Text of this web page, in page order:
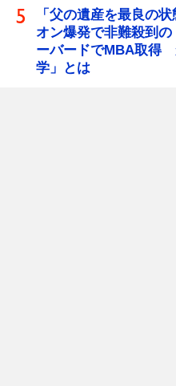
「父の遺産を最良の
オン爆発で非難殺到
ーバードでMBA取得
学」とは